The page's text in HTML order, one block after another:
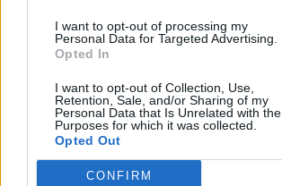
I want to opt-out of processing my
Personal Data for Targeted Advertising.
Opted In
I want to opt-out of Collection, Use,
Retention, Sale, and/or Sharing of my
Personal Data that Is Unrelated with the
Purposes for which it was collected.
Opted Out
CONFIRM